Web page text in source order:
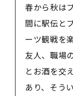
春から秋は
間に駅伝と
ーツ観戦を
友人、職場
とお酒を交
あり、そう